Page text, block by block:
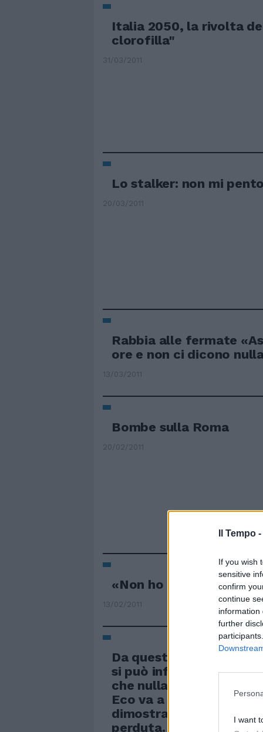
Il Tempo -
If you wish
sensitive
confirm
continue
information
further
I want
Italia 2050, la rivolta
clorofilla"
31/03/2011
Lo stalker: non mi
20/03/2011
Rabbia alle fermate
ore e non ci dicono
13/03/2011
Bombe sulla Roma
20/02/2011
«Non ho passato nulla
13/02/2011
Da questa commovente
si può infatti dedurre
che nulla come il fatto
Eco va a letto tardi per
dimostra che l'Italia
perduta.